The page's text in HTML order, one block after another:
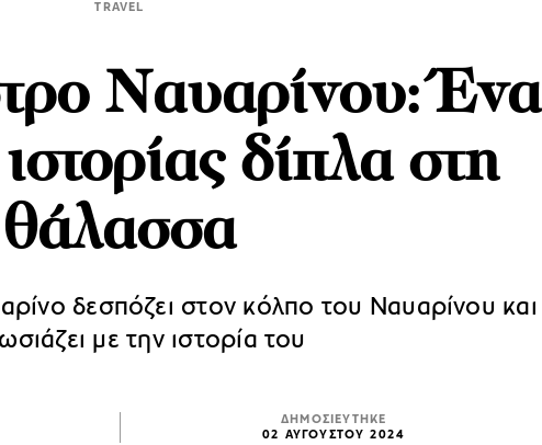
TRAVEL
Ναυαρίνου: Ένα
δίπλα στη
θάλασσα
δεσπόζει στον κόλπο του Ναυαρίνου και
με την ιστορία του
ΔΗΜΟΣΙΕΥΤΗΚΕ
02 ΑΥΓΟΥΣΤΟΥ 2024